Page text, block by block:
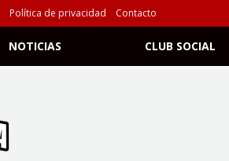
Política de privacidad Contacto
NOTICIAS CLUB SOCIAL